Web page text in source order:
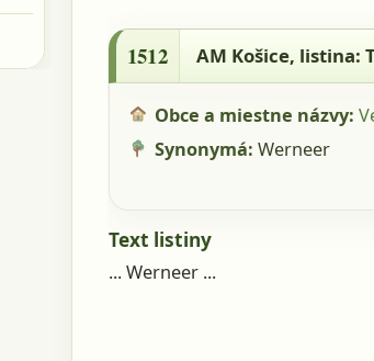
1512 - AM Košice,
1512 AM Košice, listina:
Obce a miestne názvy:
Synonymá: Werneer
Text listiny
... Werneer ...